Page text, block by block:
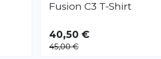
Fusion C3 T-Shirt
VERFÜGBAR
XSSMLXL
40,50 €
45,00 €